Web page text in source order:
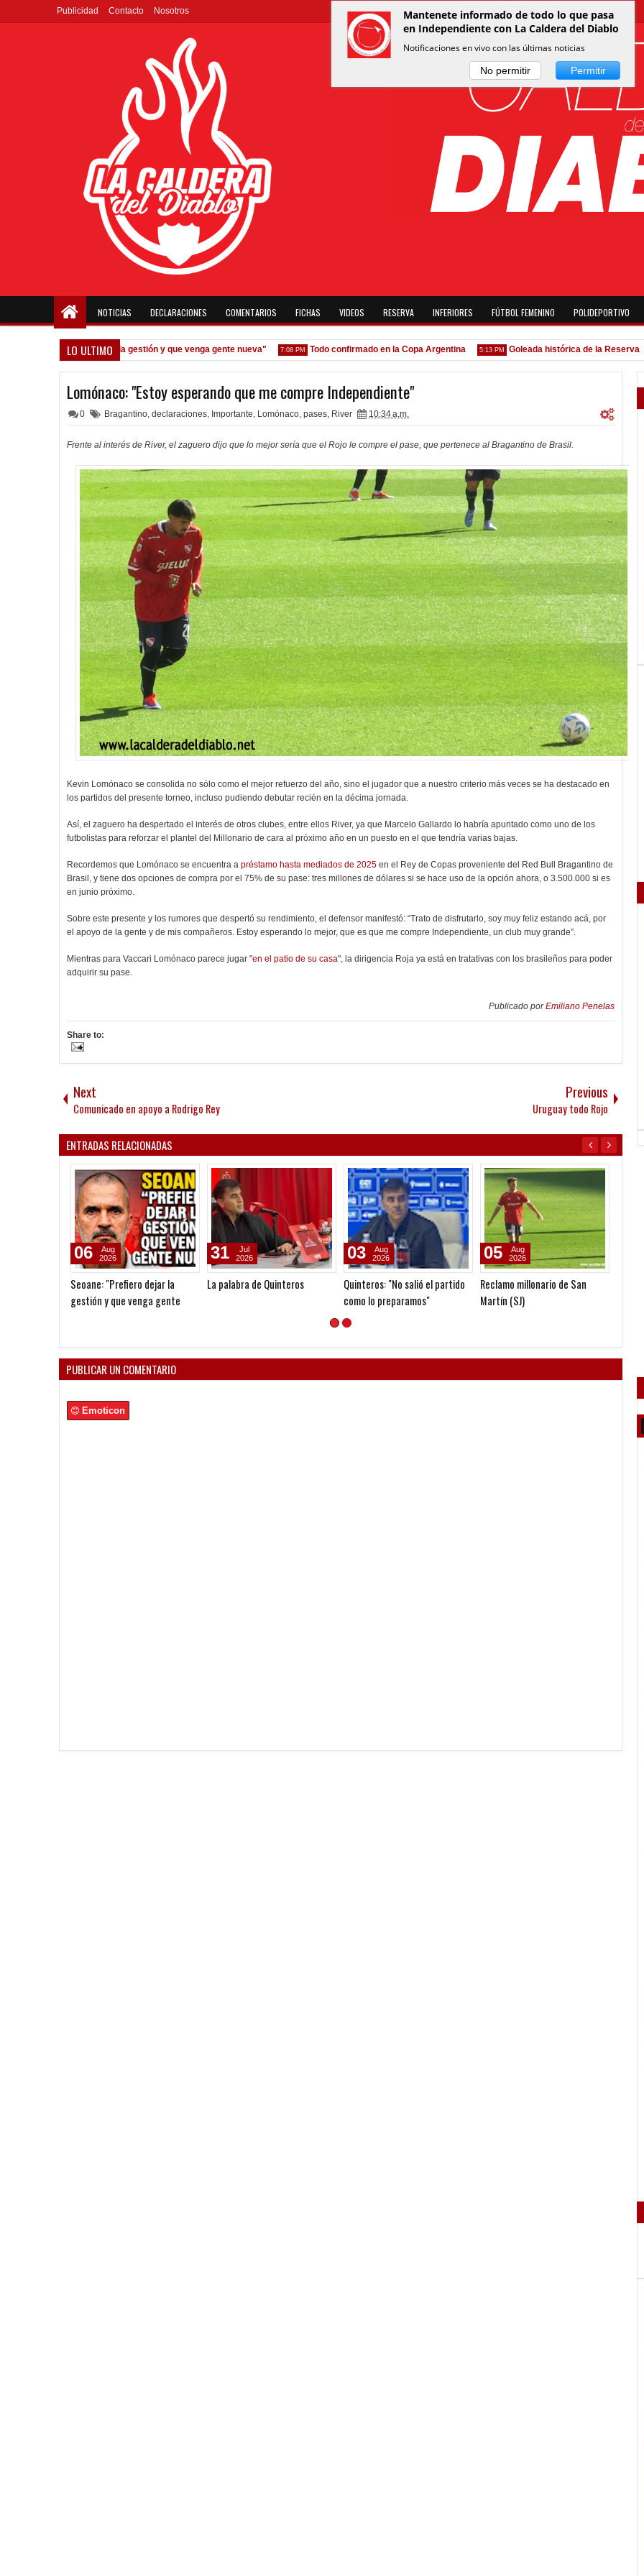
Publicidad Contacto Nosotros
NOTICIAS DECLARACIONES COMENTARIOS FICHAS VIDEOS RESERVA INFERIORES FÚTBOL FEMENINO POLIDEPORTIVO
LO ULTIMO
"Prefiero dejar la gestión y que venga gente nueva" 7:08 PM Todo confirmado en la Copa Argentina 5:13 PM Goleada histórica de la Reserva 1:52
Lomónaco: "Estoy esperando que me compre Independiente"
0 Bragantino, declaraciones, Importante, Lomónaco, pases, River 10:34 a.m.
Frente al interés de River, el zaguero dijo que lo mejor sería que el Rojo le compre el pase, que pertenece al Bragantino de Brasil.
Kevin Lomónaco se consolida no sólo como el mejor refuerzo del año, sino el jugador que a nuestro criterio más veces se ha destacado en
los partidos del presente torneo, incluso pudiendo debutar recién en la décima jornada.
Así, el zaguero ha despertado el interés de otros clubes, entre ellos River, ya que Marcelo Gallardo lo habría apuntado como uno de los
futbolistas para reforzar el plantel del Millonario de cara al próximo año en un puesto en el que tendría varias bajas.
Recordemos que Lomónaco se encuentra a préstamo hasta mediados de 2025 en el Rey de Copas proveniente del Red Bull Bragantino de
Brasil, y tiene dos opciones de compra por el 75% de su pase: tres millones de dólares si se hace uso de la opción ahora, o 3.500.000 si es
en junio próximo.
Sobre este presente y los rumores que despertó su rendimiento, el defensor manifestó: “Trato de disfrutarlo, soy muy feliz estando acá, por
el apoyo de la gente y de mis compañeros. Estoy esperando lo mejor, que es que me compre Independiente, un club muy grande”.
Mientras para Vaccari Lomónaco parece jugar "en el patio de su casa", la dirigencia Roja ya está en tratativas con los brasileños para poder
adquirir su pase.
Publicado porEmiliano Penelas
Share to:
Next
Comunicado en apoyo a Rodrigo Rey
Previous
Uruguay todo Rojo
ENTRADAS RELACIONADAS
Goleada histórica de la Reserva
05
Aug
2026
Gustavo López: "La diferencia
04
Aug
2026
Todo confirmado en la Copa
Argentina
05
Aug
2026
Venta de localidades ante
Platense
05
Aug
2026
PUBLICAR UN COMENTARIO
Emoticon
Mantenete informado de todo lo que pasa
en Independiente con La Caldera del Diablo
Notificaciones en vivo con las últimas noticias
No permitir Permitir